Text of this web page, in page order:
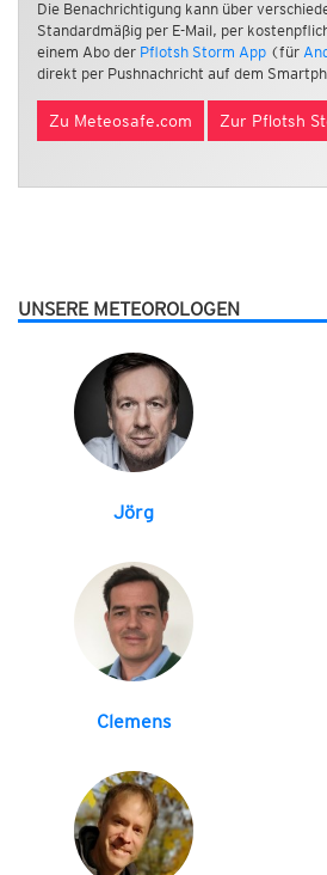
Die Benachrichtigung kann über
Standardmäßig per E-Mail, per
einem Abo der Pflotsh Storm App (für
direkt per Pushnachricht auf dem
Zu Meteosafe.com Zur Pflotsh
UNSERE METEOROLOGEN
Jörg
Clemens